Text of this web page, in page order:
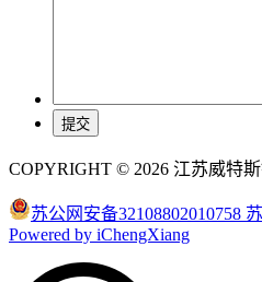
COPYRIGHT © 2026 江苏威特
苏公网安备32108802010758
Powered by iChengXiang